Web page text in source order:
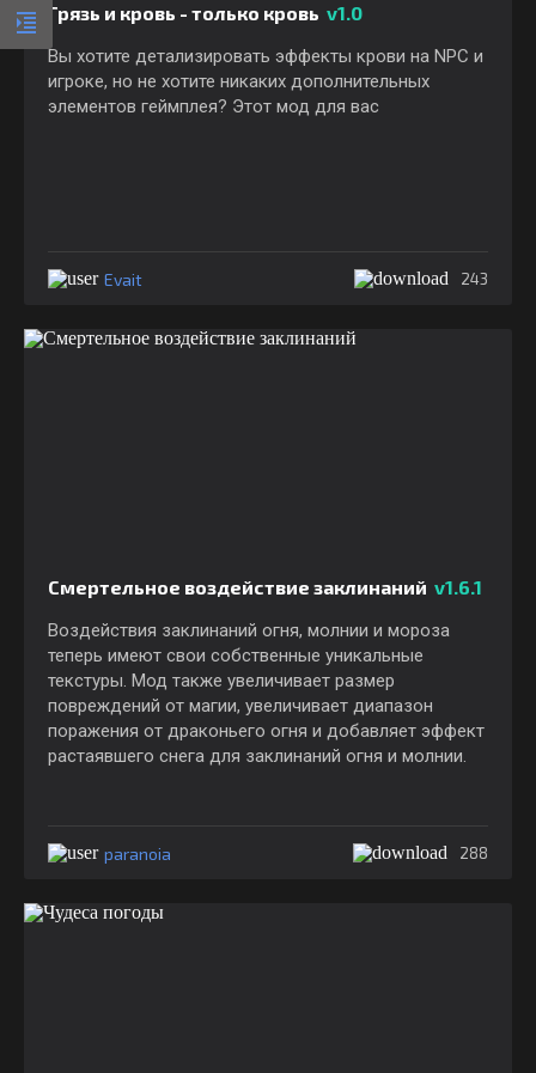
Грязь и кровь - только кровь v1.0
Вы хотите детализировать эффекты крови на NPC и
игроке, но не хотите никаких дополнительных
элементов геймплея? Этот мод для вас
Evait 243
Смертельное воздействие заклинаний v1.6.1
Воздействия заклинаний огня, молнии и мороза
теперь имеют свои собственные уникальные
текстуры. Мод также увеличивает размер
повреждений от магии, увеличивает диапазон
поражения от драконьего огня и добавляет эффект
растаявшего снега для заклинаний огня и молнии.
paranoia 288